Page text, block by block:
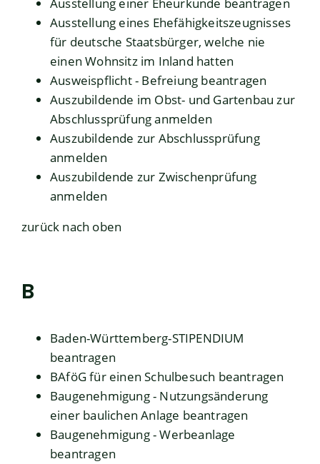
Ausstellung einer Eheurkunde beantragen
Ausstellung eines Ehefähigkeitszeugnisses
für deutsche Staatsbürger, welche nie
einen Wohnsitz im Inland hatten
Ausweispflicht - Befreiung beantragen
Auszubildende im Obst- und Gartenbau zur
Abschlussprüfung anmelden
Auszubildende zur Abschlussprüfung
anmelden
Auszubildende zur Zwischenprüfung
anmelden
zurück nach oben
B
Baden-Württemberg-STIPENDIUM
beantragen
BAföG für einen Schulbesuch beantragen
Baugenehmigung - Nutzungsänderung
einer baulichen Anlage beantragen
Baugenehmigung - Werbeanlage
beantragen